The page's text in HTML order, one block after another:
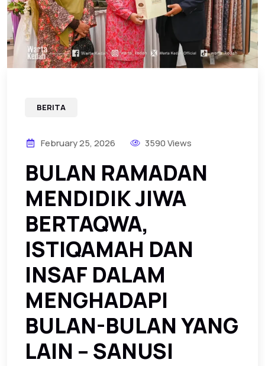
BERITA
February 25, 2026 3590 Views
‎BULAN RAMADAN
MENDIDIK JIWA
BERTAQWA,
ISTIQAMAH DAN
INSAF DALAM
MENGHADAPI
BULAN-BULAN YANG
LAIN – SANUSI